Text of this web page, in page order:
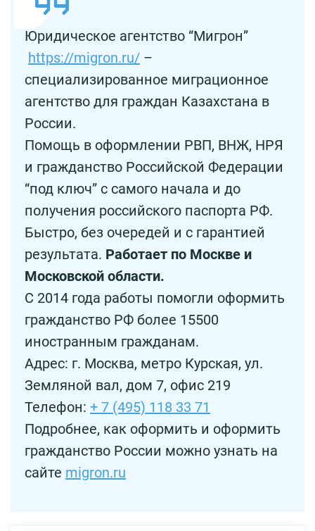
Юридическое агентство “Мигрон”
https://migron.ru/ –
специализированное миграционное
агентство для граждан Казахстана в
России.
Помощь в оформлении РВП, ВНЖ, НРЯ
и гражданство Российской Федерации
“под ключ” с самого начала и до
получения российского паспорта РФ.
Быстро, без очередей и с гарантией
результата. Работает по Москве и
Московской области.
С 2014 года работы помогли оформить
гражданство РФ более 15500
иностранным гражданам.
Адрес: г. Москва, метро Курская, ул.
Земляной вал, дом 7, офис 219
Телефон: + 7 (495) 118 33 71
Подробнее, как оформить и оформить
гражданство России можно узнать на
сайте migron.ru